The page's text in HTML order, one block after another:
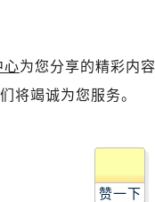
心为您分享的精彩内
将竭诚为您服务。
赞一下